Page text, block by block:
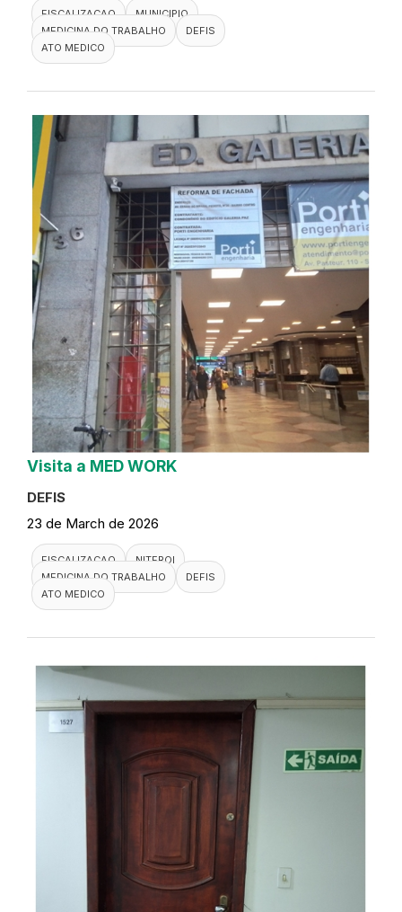
FISCALIZACAO
MUNICIPIO
MEDICINA DO TRABALHO
DEFIS
ATO MEDICO
Visita a MED WORK
DEFIS
23 de March de 2026
FISCALIZACAO
NITEROI
MEDICINA DO TRABALHO
DEFIS
ATO MEDICO